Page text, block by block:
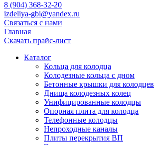
8 (904) 368-32-20
izdeliya-gbi@yandex.ru
Связаться с нами
Главная
Скачать прайс-лист
Каталог
Кольца для колодца
Колодезные кольца с дном
Бетонные крышки для колодцев
Днища колодезных колец
Унифицированные колодцы
Опорная плита для колодца
Телефонные колодцы
Непроходные каналы
Плиты перекрытия ВП